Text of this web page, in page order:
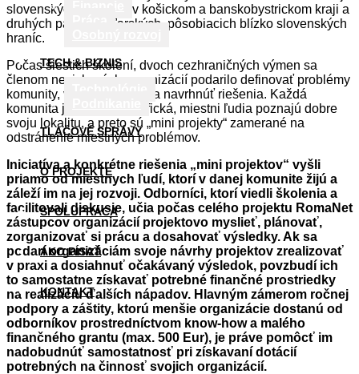
TECH & BIZNIS
TLAČOVÉ SPRÁVY
O PROJEKTE
SPOLUPRÁCA
AKO PÍSAŤ
KONTAKT
slovenských, pôsobia v košickom a banskobystrickom kraji a
druhých päť je maďarských, pôsobiacich blízko slovenských
hraníc.
Počas šiestich školení, dvoch cezhraničných výmen sa
členom neziskových organizácií podarilo definovať problémy
komunity, v ktorej pracujú a navrhnúť riešenia. Každá
komunita je niečím špecifická, miestni ľudia poznajú dobre
svoju lokalitu, a preto sú „mini projekty“ zamerané na
odstránenie miestnych problémov.
Iniciatíva a konkrétne riešenia „mini projektov“ vyšli
priamo od miestnych ľudí, ktorí v danej komunite žijú a
záleží im na jej rozvoji. Odborníci, ktorí viedli školenia a
facilitovali diskusie, učia počas celého projektu RomaNet
zástupcov organizácií projektovo myslieť, plánovať,
zorganizovať si prácu a dosahovať výsledky. Ak sa
podarí organizáciám svoje návrhy projektov zrealizovať
v praxi a dosiahnuť očakávaný výsledok, povzbudí ich
to samostatne získavať potrebné finančné prostriedky
na realizáciu ďalších nápadov. Hlavným zámerom ročnej
podpory a záštity, ktorú menšie organizácie dostanú od
odborníkov prostredníctvom know-how a malého
finančného grantu (max. 500 Eur), je práve pomôcť im
nadobudnúť samostatnosť pri získavaní dotácií
potrebných na činnosť svojich organizácií.